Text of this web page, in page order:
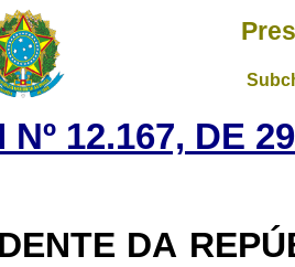
Nº 12.167, DE
DA